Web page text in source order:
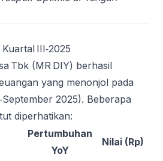
III‑2025
Tbk (MR DIY) berhasil
yang menonjol pada
2025). Beberapa
diperhatikan:
Pertumbuhan
YoY
Nilai (Rp)